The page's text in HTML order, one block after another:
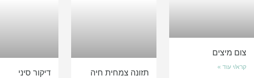
צום מיצים
קרא/י עוד »
תזונה צמחית חיה דיקור סיני